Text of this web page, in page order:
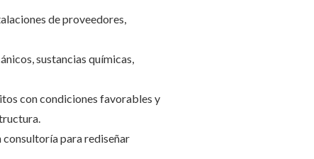
de proveedores,
sustancias químicas,
con condiciones favorables y
para rediseñar